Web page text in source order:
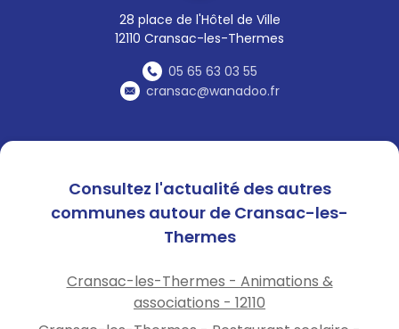
28 place de l'Hôtel de Ville
12110 Cransac-les-Thermes
05 65 63 03 55
cransac@wanadoo.fr
Communautaire (Bureau de
Cransac-les-Thermes)
05 65 63 06 80
(Réservation uniquement)
🚗LOCATION DE VOITURES
Service proposé par les
Thermes de Cransac
toute tranquillité :
☀️ Journée :35 €
📅 Week-end :60 €
Consultez l'actualité des autres
communes autour de Cransac-les-
Thermes
Cransac-les-Thermes - Animations &
associations - 12110